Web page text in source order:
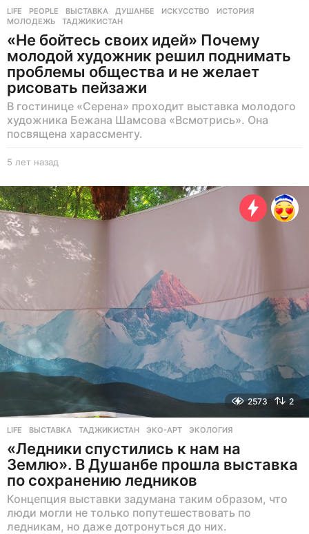
LIFE ,PEOPLE ВЫСТАВКА ,ДУШАНБЕ ,ИСКУССТВО ,ИСТОРИЯ
МОЛОДЕЖЬ
,ТАДЖИКИСТАН
«Не бойтесь своих идей» Почему
молодой художник решил поднимать
проблемы общества и не желает
рисовать пейзажи
В гостинице «Серена» проходит выставка молодого
художника Бежана Шамсова «Всмотрись». Она
посвящена харассменту.
5 лет назад
е
т
н
з
а
2573 2
LIFE ВЫСТАВКА ,ТАДЖИКИСТАН ,ЭКО-АРТ ,ЭКОЛОГИЯ
«Ледники спустились к нам на
Землю». В Душанбе прошла выставка
по сохранению ледников
Концепция выставки задумана таким образом, что
люди могли не только попутешествовать по
ледникам, но даже дотронуться до них.